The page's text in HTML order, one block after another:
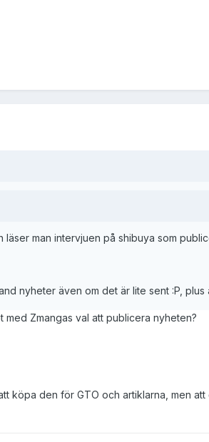
läser man intervjuen på shibuya som
nyheter även om det är lite sent :P,
Zmangas val att publicera nyheten?
köpa den för GTO och artiklarna, men